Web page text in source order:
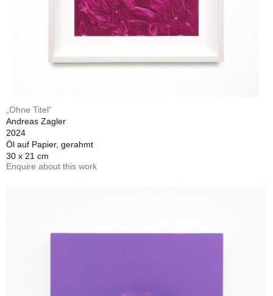
„Ohne Titel“
Andreas Zagler
2024
Öl auf Papier, gerahmt
30 x 21 cm
Enquire about this work